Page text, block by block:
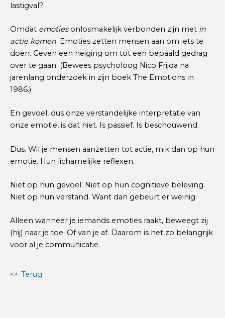
lastigval?
Omdat emotiesonlosmakelijk verbonden zijn met in
actie komen. Emoties zetten mensen aan om iets te
doen. Geven een neiging om tot een bepaald gedrag
over te gaan. (Bewees psycholoog Nico Frijda na
jarenlang onderzoek in zijn boek The Emotions in
1986.)
En gevoel, dus onze verstandelijke interpretatie van
onze emotie, is dat niet. Is passief. Is beschouwend.
Dus. Wil je mensen aanzetten tot actie, mik dan op hun
emotie. Hun lichamelijke reflexen.
Niet op hun gevoel. Niet op hun cognitieve beleving.
Niet op hun verstand. Want dan gebeurt er weinig.
Alleen wanneer je iemands emoties raakt, beweegt zij
(hij) naar je toe. Of van je af. Daarom is het zo belangrijk
voor al je communicatie.
<< Terug